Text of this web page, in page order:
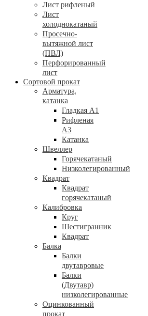
Лист рифленый
Лист
холоднокатаный
Просечно-
вытяжной лист
(ПВЛ)
Перфорированный
лист
Сортовой прокат
Арматура,
катанка
Гладкая А1
Рифленая
А3
Катанка
Швеллер
Горячекатаный
Низколегированный
Квадрат
Квадрат
горячекатаный
Калибровка
Круг
Шестигранник
Квадрат
Балка
Балки
двутавровые
Балки
(Двутавр)
низколегированные
Оцинкованный
прокат